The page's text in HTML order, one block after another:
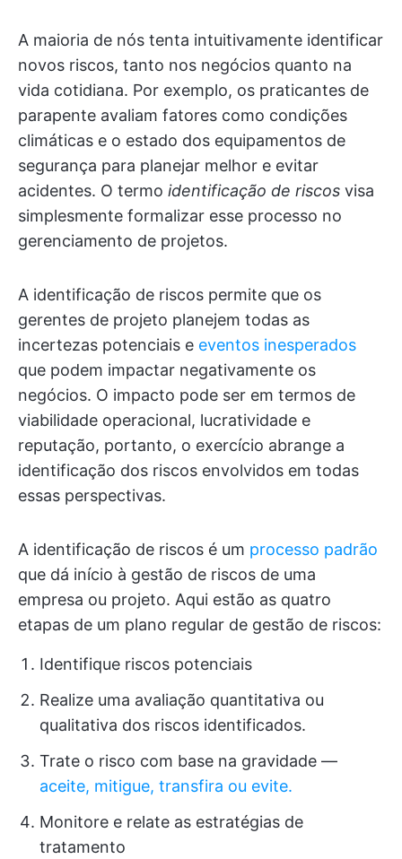
A maioria de nós tenta intuitivamente identificar
novos riscos, tanto nos negócios quanto na
vida cotidiana. Por exemplo, os praticantes de
parapente avaliam fatores como condições
climáticas e o estado dos equipamentos de
segurança para planejar melhor e evitar
acidentes. O termo identificação de riscos visa
simplesmente formalizar esse processo no
gerenciamento de projetos.
A identificação de riscos permite que os
gerentes de projeto planejem todas as
incertezas potenciais e eventos inesperados
que podem impactar negativamente os
negócios. O impacto pode ser em termos de
viabilidade operacional, lucratividade e
reputação, portanto, o exercício abrange a
identificação dos riscos envolvidos em todas
essas perspectivas.
A identificação de riscos é um processo padrão
que dá início à gestão de riscos de uma
empresa ou projeto. Aqui estão as quatro
etapas de um plano regular de gestão de riscos:
Identifique riscos potenciais
Realize uma avaliação quantitativa ou
qualitativa dos riscos identificados.
Trate o risco com base na gravidade —
aceite, mitigue, transfira ou evite.
Monitore e relate as estratégias de
tratamento